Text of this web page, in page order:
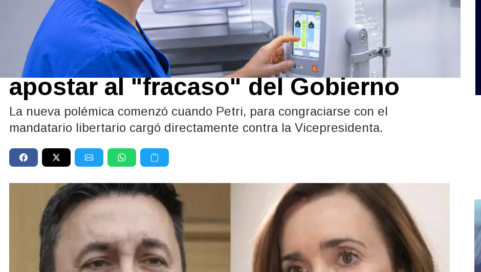
CONFLICTO EN EL GOBIERNO | 03/03/2026
Petri acusó a Victoria Villarruel de
apostar al "fracaso" del Gobierno
La nueva polémica comenzó cuando Petri, para congraciarse con el
mandatario libertario cargó directamente contra la Vicepresidenta.